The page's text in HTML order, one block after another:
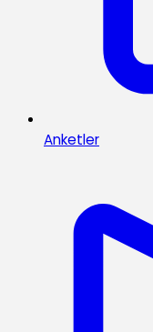
Anketler